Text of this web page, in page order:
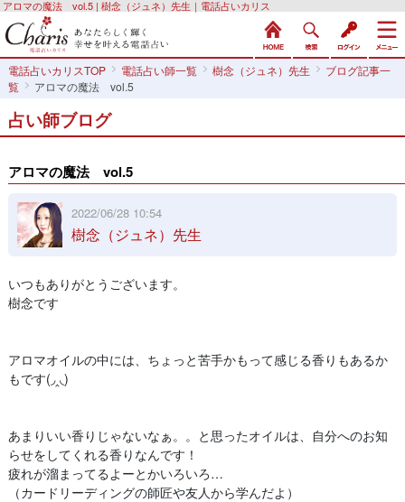
アロマの魔法 vol.5 | 樹念（ジュネ）先生｜電話占いカリス
電話占いカリスTOP 電話占い師一覧 樹念（ジュネ）先生
ブログ記事一
覧
アロマの魔法 vol.5
占い師ブログ
アロマの魔法 vol.5
2022/06/28 10:54
樹念（ジュネ）先生
いつもありがとうございます。
樹念です
アロマオイルの中には、ちょっと苦手かもって感じる香りもあるか
もです(◞‸◟)
あまりいい香りじゃないなぁ。。と思ったオイルは、自分へのお知
らせをしてくれる香りなんです！
疲れが溜まってるよーとかいろいろ…
（カードリーディングの師匠や友人から学んだよ）